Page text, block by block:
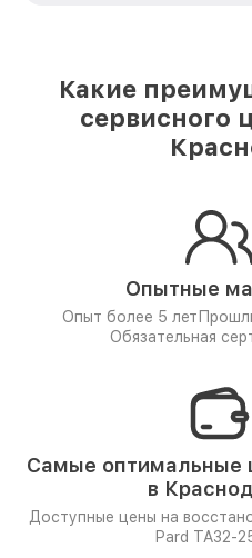
Какие
сервисного
Опытные
Опыт более 5 лет
Обязательная
Самые оптимальные
в
Доступные цены на
Pard TA32-